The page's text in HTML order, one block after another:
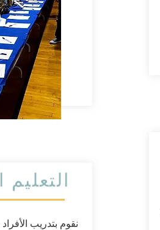
نقوم بتدريب